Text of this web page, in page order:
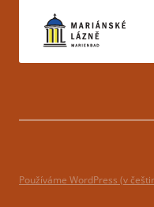
Používáme WordPress (v